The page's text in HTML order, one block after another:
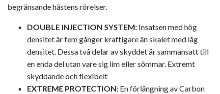
begränsande hästens rörelser.
DOUBLE INJECTION SYSTEM: Insatsen med hög
densitet är fem gånger kraftigare än skalet med låg
densitet. Dessa två delar av skyddet är sammansatt till
en enda del utan vare sig lim eller sömmar. Extremt
skyddande och flexibelt
EXTREME PROTECTION: En förlängning av Carbon